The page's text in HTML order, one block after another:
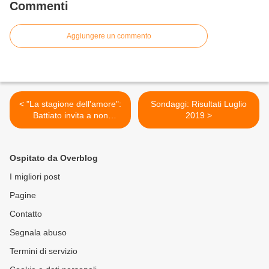
Commenti
Aggiungere un commento
< "La stagione dell'amore":
Battiato invita a non
rimpiangere amori passati
Sondaggi: Risultati Luglio
2019 >
Ospitato da Overblog
I migliori post
Pagine
Contatto
Segnala abuso
Termini di servizio